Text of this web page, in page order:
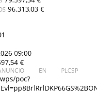
96.313,03 €
09:00
€
EN PLCSP
poc?